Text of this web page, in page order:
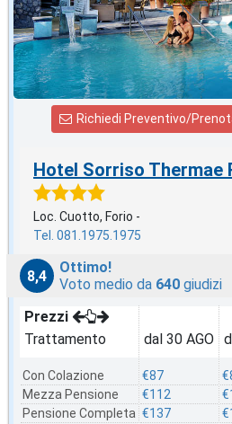
Richiedi Preventivo/
Hotel Sorriso Thermae
Loc. Cuotto, Forio -
Tel. 081.1975.1975
8,4
Ottimo!
Voto medio da 640 giudizi
Prezzi
Trattamento
Con Colazione
Mezza Pensione
Pensione Completa
dal 30 AGO
€87
€112
€137